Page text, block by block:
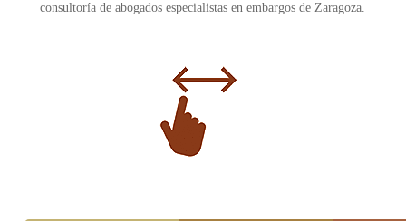
consultoría de abogados especialistas en embargos de Zaragoza.